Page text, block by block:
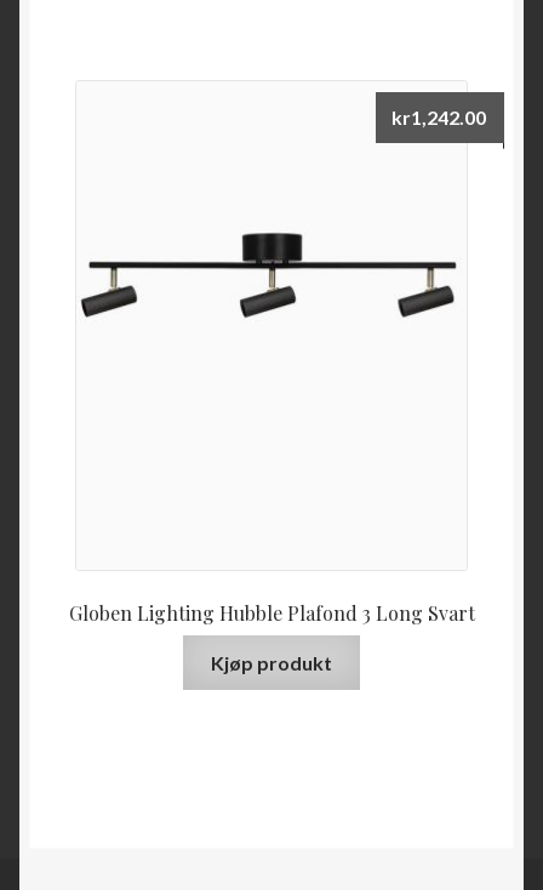
Globen Lighting Hubble Plafond 3 Long Svart
kr1,242.00
Kjøp produkt